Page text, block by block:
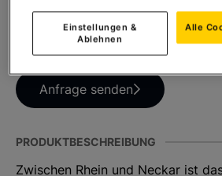
HABEN SIE FRAGEN ZUM PRODUKT?
Anfrage senden
PRODUKTBESCHREIBUNG
Zwischen Rhein und Neckar ist
Einstellungen &
Ablehnen
Alle